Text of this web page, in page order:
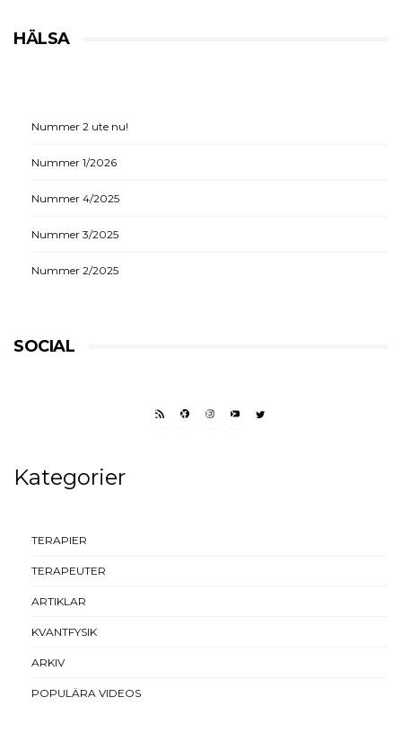
HÄLSA
Nummer 2 ute nu!
Nummer 1/2026
Nummer 4/2025
Nummer 3/2025
Nummer 2/2025
SOCIAL
RSS FEEDFACEBOOK
INSTAGRAM
YOUTUBETWITTER
Kategorier
TERAPIER
TERAPEUTER
ARTIKLAR
KVANTFYSIK
ARKIV
POPULÄRA VIDEOS